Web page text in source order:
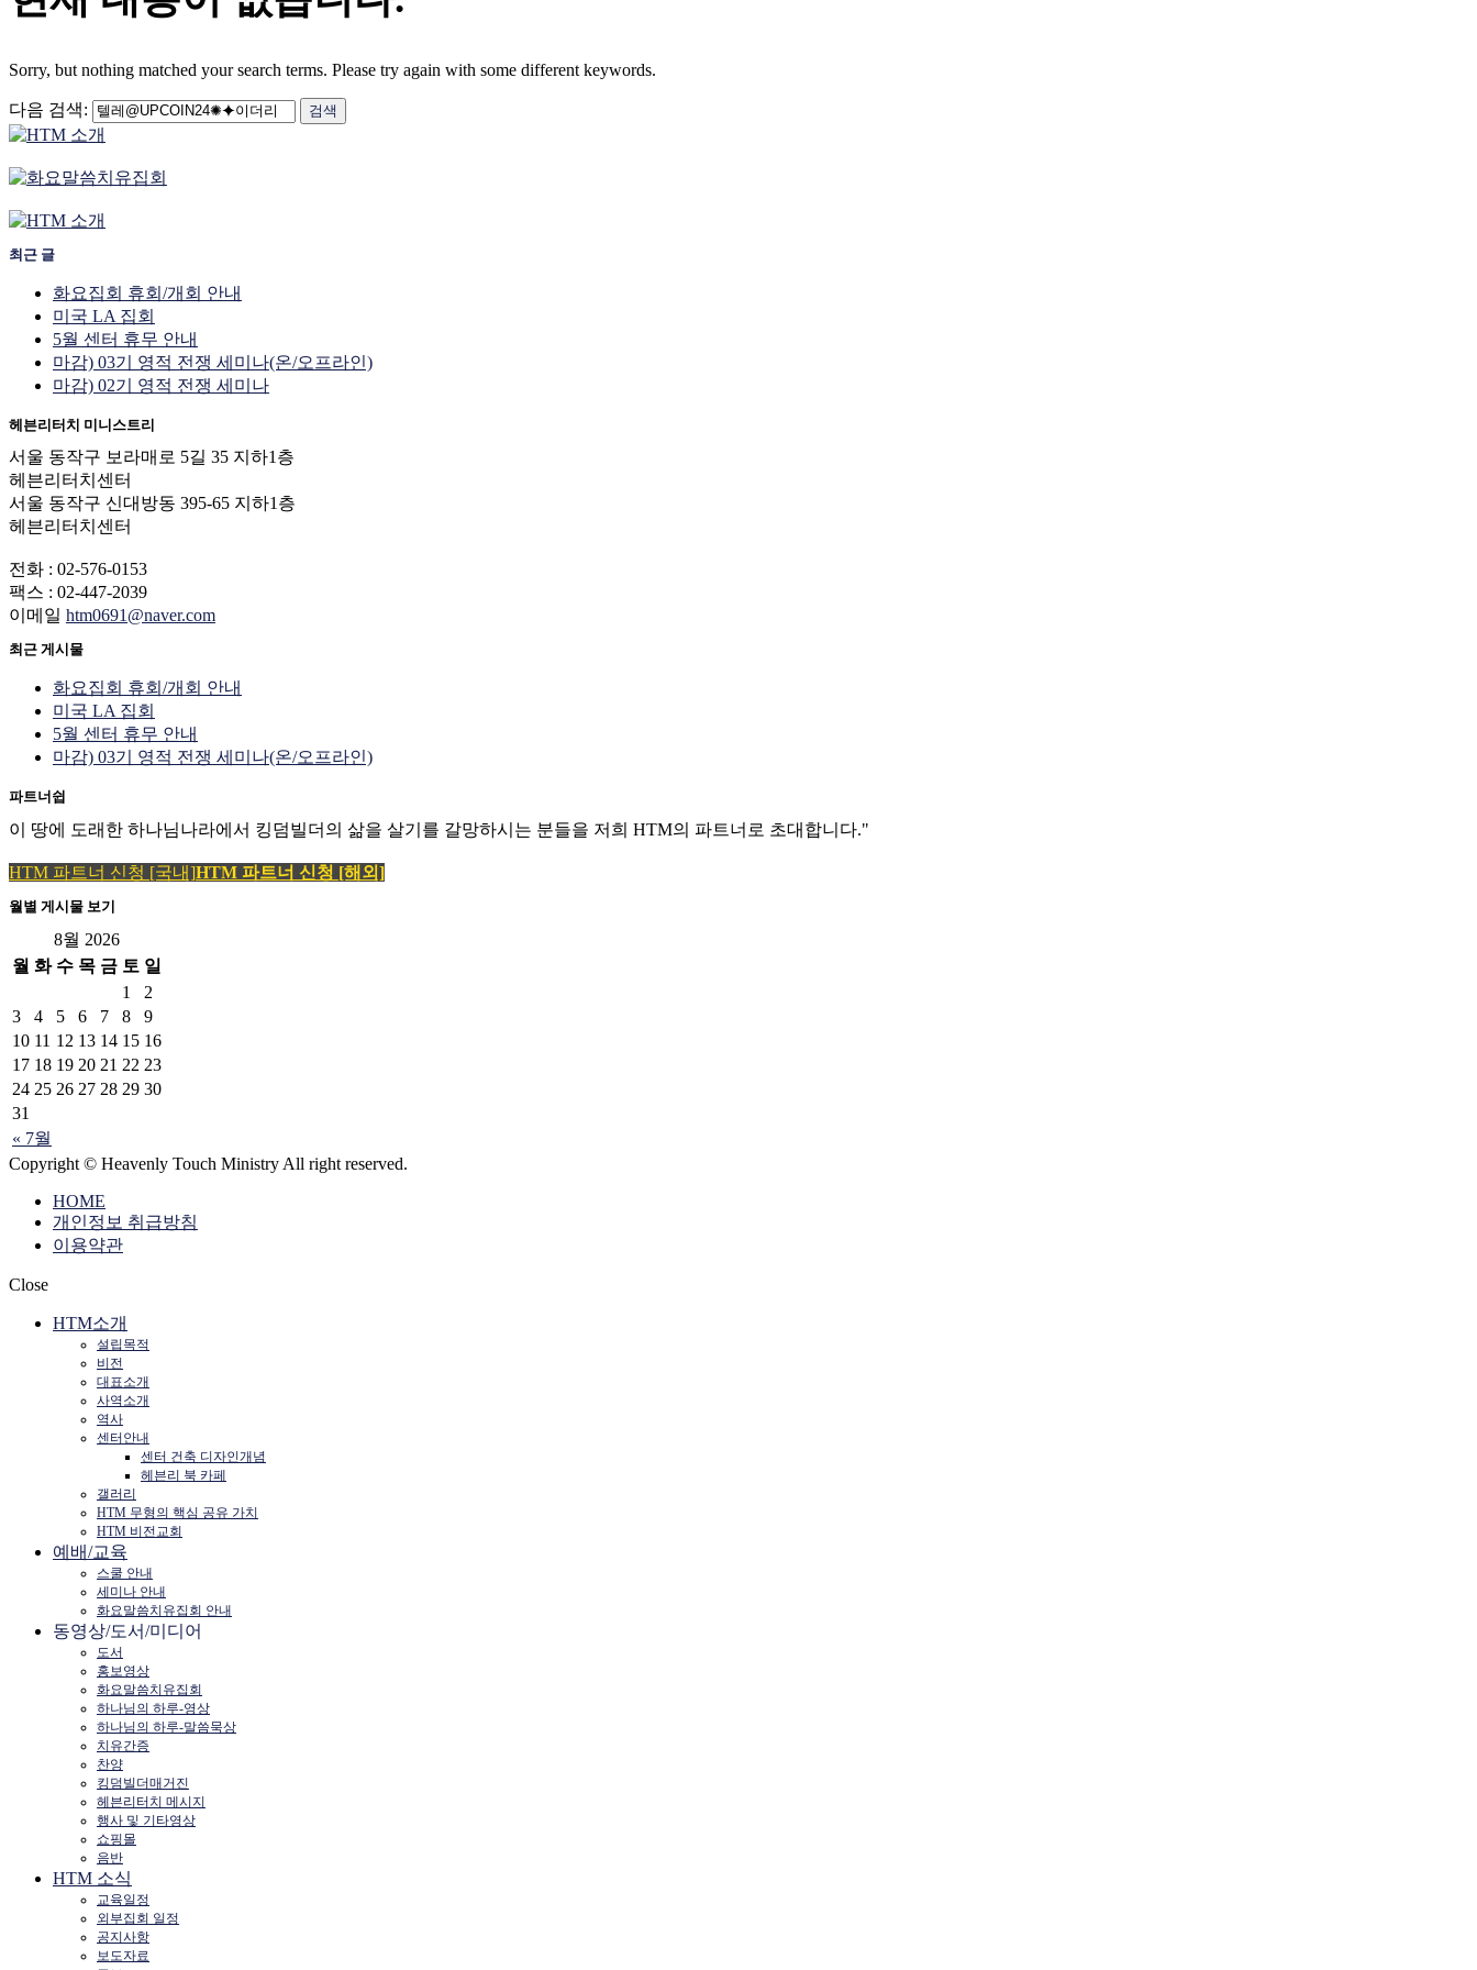
Sorry, but nothing matched your search terms. Please try again with some different keywords.
다음 검색:
최근 글
화요집회 휴회/개회 안내
미국 LA 집회
5월 센터 휴무 안내
마감) 03기 영적 전쟁 세미나(온/오프라인)
마감) 02기 영적 전쟁 세미나
헤븐리터치 미니스트리
서울 동작구 보라매로 5길 35 지하1층
헤븐리터치센터
서울 동작구 신대방동 395-65 지하1층
헤븐리터치센터
전화 : 02-576-0153
팩스 : 02-447-2039
이메일 htm0691@naver.com
최근 게시물
화요집회 휴회/개회 안내
미국 LA 집회
5월 센터 휴무 안내
마감) 03기 영적 전쟁 세미나(온/오프라인)
파트너쉽
이 땅에 도래한 하나님나라에서 킹덤빌더의 삶을 살기를 갈망하시는 분들을 저희 HTM의 파트너로 초대합니다."
HTM 파트너 신청 [국내]HTM 파트너 신청 [해외]
월별 게시물 보기
8월 2026
월 화 수 목 금 토 일
« 7월
1
2
3
4 5 6 7 8
9
10 11 12 13 14 15 16
17 18 19 20 21 22 23
24 25 26 27 28 29 30
31
Copyright © Heavenly Touch Ministry All right reserved.
HOME
개인정보 취급방침
이용약관
Close
HTM소개
설립목적
비전
대표소개
사역소개
역사
센터안내
센터 건축 디자인개념
헤븐리 북 카페
갤러리
HTM 무형의 핵심 공유 가치
HTM 비전교회
예배/교육
스쿨 안내
세미나 안내
화요말씀치유집회 안내
동영상/도서/미디어
도서
홍보영상
화요말씀치유집회
하나님의 하루-영상
하나님의 하루-말씀묵상
치유간증
찬양
킹덤빌더매거진
헤븐리터치 메시지
행사 및 기타영상
쇼핑몰
음반
HTM 소식
교육일정
외부집회 일정
공지사항
보도자료